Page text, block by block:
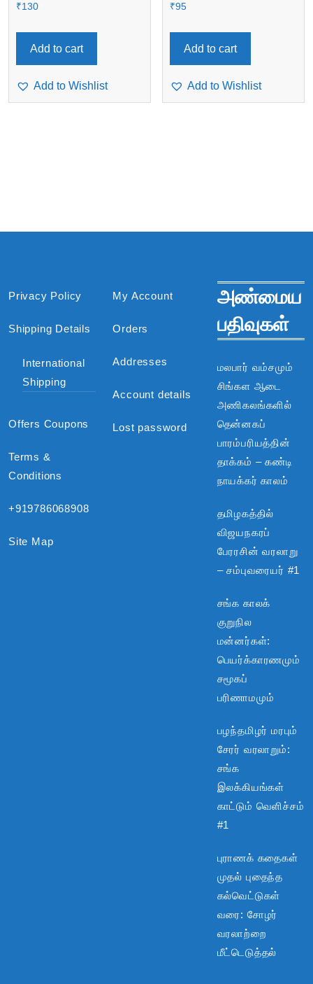
₹130
Add to cart
Add to Wishlist
₹95
Add to cart
Add to Wishlist
Privacy Policy
Shipping Details
International
Shipping
Offers Coupons
Terms &
Conditions
+919786068908
Site Map
My Account
Orders
Addresses
Account details
Lost password
அண்மைய
பதிவுகள்
மலபார் வம்சமும்
சிங்கள ஆடை
அணிகலங்களில்
தென்னகப்
பாரம்பரியத்தின்
தாக்கம் – கண்டி
நாயக்கர் காலம்
தமிழகத்தில்
விஜயநகரப்
பேரரசின் வரலாறு
– சம்புவரையர் #1
சங்க காலக்
குறுநில
மன்னர்கள்:
பெயர்க்காரணமும்
சமூகப்
பரிணாமமும்
பழந்தமிழர் மரபும்
சேரர் வரலாறும்:
சங்க
இலக்கியங்கள்
காட்டும் வெளிச்சம்
#1
புராணக் கதைகள்
முதல் புதைந்த
கல்வெட்டுகள்
வரை: சோழர்
வரலாற்றை
மீட்டெடுத்தல்